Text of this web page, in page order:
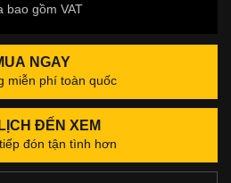
bao gồm VAT
NGAY
miễn phí toàn quốc
ĐẾN XEM
đón tận tình hơn